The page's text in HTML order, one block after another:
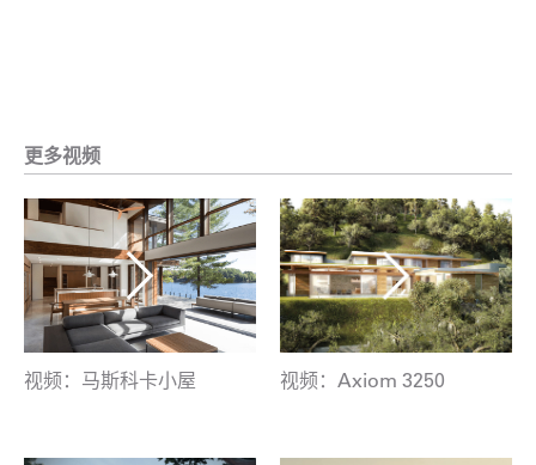
更多视频
视频：马斯科卡小屋 视频：Axiom 3250